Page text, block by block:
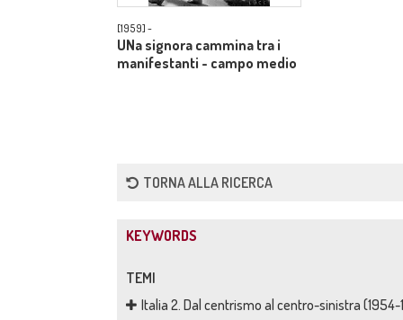
[1959] -
UNa signora cammina tra i
manifestanti - campo medio
TORNA ALLA RICERCA
KEYWORDS
TEMI
Italia 2. Dal centrismo al centro-sinistra (1954-